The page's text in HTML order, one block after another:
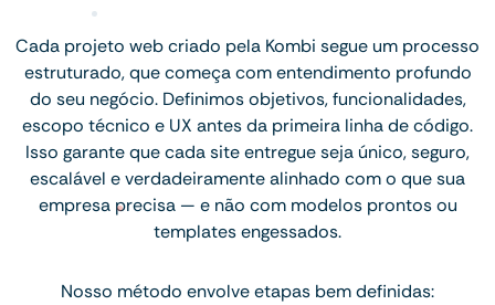
Cada projeto web criado pela Kombi segue um processo
estruturado, que começa com entendimento profundo
do seu negócio. Definimos objetivos, funcionalidades,
escopo técnico e UX antes da primeira linha de código.
Isso garante que cada site entregue seja único, seguro,
escalável e verdadeiramente alinhado com o que sua
empresa precisa — e não com modelos prontos ou
templates engessados.
Nosso método envolve etapas bem definidas: